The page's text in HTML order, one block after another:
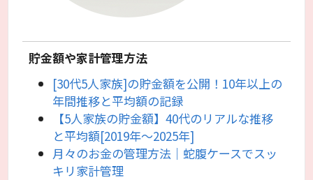
貯金額や家計管理方法
[30代5人家族]の貯金額を公開！10年以上の
年間推移と平均額の記録
【5人家族の貯金額】40代のリアルな推移
と平均額[2019年〜2025年]
月々のお金の管理方法｜蛇腹ケースでスッ
キリ家計管理